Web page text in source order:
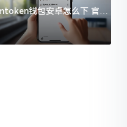
钱包安卓怎么下 官方
渠道避坑指南